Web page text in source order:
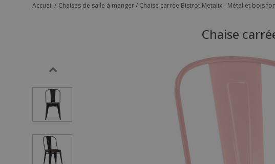
Accueil / Chaises de salle à manger / Chaise carrée Bistrot Metalix - Métal et bois
Chaise